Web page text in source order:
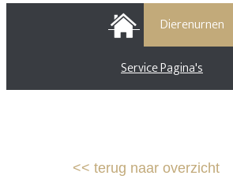
HOME Dierenurnen
Service Pagina's
<< terug naar overzicht